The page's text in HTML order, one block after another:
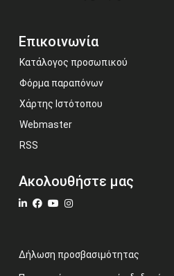
Επικοινωνία
Κατάλογος προσωπικού
Φόρμα παραπόνων
Χάρτης Ιστότοπου
Webmaster
RSS
Ακολουθήστε μας
Δήλωση προσβασιμότητας